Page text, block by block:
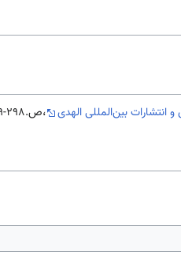
بین‌المللی الهدی ،ص.298-299.